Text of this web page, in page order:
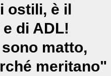
ostili, è il
di ADL!
matto,
meritano"